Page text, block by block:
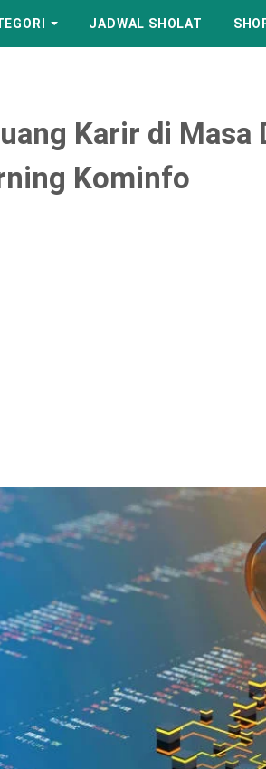
JADWAL SHOLAT
Karir di Masa
Kominfo